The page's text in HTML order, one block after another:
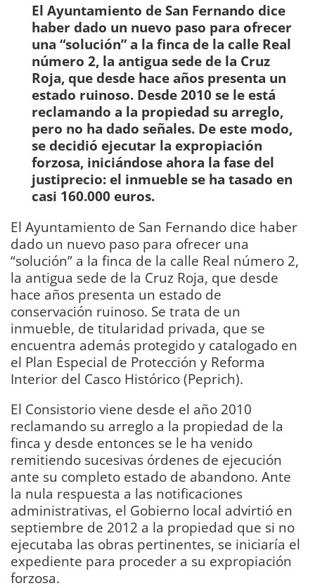
El Ayuntamiento de San Fernando dice
haber dado un nuevo paso para ofrecer
una “solución” a la finca de la calle Real
número 2, la antigua sede de la Cruz
Roja, que desde hace años presenta un
estado ruinoso. Desde 2010 se le está
reclamando a la propiedad su arreglo,
pero no ha dado señales. De este modo,
se decidió ejecutar la expropiación
forzosa, iniciándose ahora la fase del
justiprecio: el inmueble se ha tasado en
casi 160.000 euros.
El Ayuntamiento de San Fernando dice haber
dado un nuevo paso para ofrecer una
“solución” a la finca de la calle Real número 2,
la antigua sede de la Cruz Roja, que desde
hace años presenta un estado de
conservación ruinoso. Se trata de un
inmueble, de titularidad privada, que se
encuentra además protegido y catalogado en
el Plan Especial de Protección y Reforma
Interior del Casco Histórico (Peprich).
El Consistorio viene desde el año 2010
reclamando su arreglo a la propiedad de la
finca y desde entonces se le ha venido
remitiendo sucesivas órdenes de ejecución
ante su completo estado de abandono. Ante
la nula respuesta a las notificaciones
administrativas, el Gobierno local advirtió en
septiembre de 2012 a la propiedad que si no
ejecutaba las obras pertinentes, se iniciaría el
expediente para proceder a su expropiación
forzosa.